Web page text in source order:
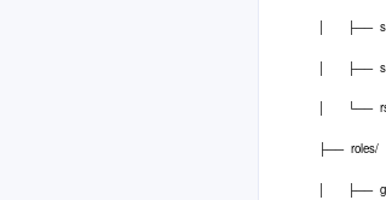
│ ├──
│ ├──
│ └──
├── roles/
│ ├──